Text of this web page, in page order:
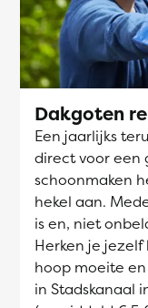
Dakgoten
Een jaarlijks
direct voor een
schoonmaken
hekel aan.
is en, niet
Herken je
hoop moeite
in Stadskanaal